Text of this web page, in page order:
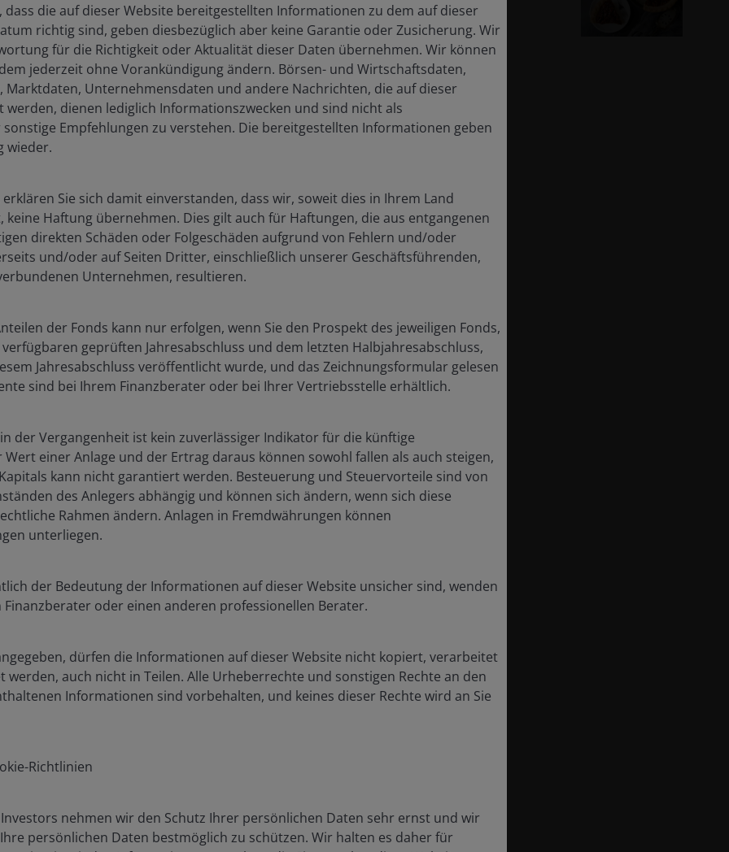
302 -0.3 -0.6
6% 6% 8%
6.56% 6.82% 5.02%
40% 43%
42%
(such as a call option) can achieve provided the issuer does
the weighted average across all the underlying
1 bp = 0.01%, 100 bps = 1%.Past performance does not
guaranteed.
high yield corporate bonds. Back in April we wrote a
we went into the mechanics of how high yield bonds
(i.e. more than was required to compensate for
Financial Crisis and the start of the Covid pandemic.
recent history. The sharp rise in rates in 2022 meant
coupons adjusted to reflect the higher yield
(the orange line) and the spread (the black line)
vice versa so by inverting spreads we can get the
rated high yield bonds as this removes the
spreads
dass die auf dieser Website bereitgestellten Informationen zu dem auf dieser
richtig sind, geben diesbezüglich aber keine Garantie oder Zusicherung. Wir
für die Richtigkeit oder Aktualität dieser Daten übernehmen. Wir können
jederzeit ohne Vorankündigung ändern. Börsen- und Wirtschaftsdaten,
Marktdaten, Unternehmensdaten und andere Nachrichten, die auf dieser
werden, dienen lediglich Informationszwecken und sind nicht als
Empfehlungen zu verstehen. Die bereitgestellten Informationen geben
wieder.
Sie sich damit einverstanden, dass wir, soweit dies in Ihrem Land
keine Haftung übernehmen. Dies gilt auch für Haftungen, die aus entgangenen
direkten Schäden oder Folgeschäden aufgrund von Fehlern und/oder
und/oder auf Seiten Dritter, einschließlich unserer Geschäftsführenden,
Unternehmen, resultieren.
der Fonds kann nur erfolgen, wenn Sie den Prospekt des jeweiligen Fonds,
geprüften Jahresabschluss und dem letzten Halbjahresabschluss,
Jahresabschluss veröffentlicht wurde, und das Zeichnungsformular gelesen
sind bei Ihrem Finanzberater oder bei Ihrer Vertriebsstelle erhältlich.
der Vergangenheit ist kein zuverlässiger Indikator für die künftige
einer Anlage und der Ertrag daraus können sowohl fallen als auch steigen,
kann nicht garantiert werden. Besteuerung und Steuervorteile sind von
des Anlegers abhängig und können sich ändern, wenn sich diese
Rahmen ändern. Anlagen in Fremdwährungen können
unterliegen.
der Bedeutung der Informationen auf dieser Website unsicher sind, wenden
Finanzberater oder einen anderen professionellen Berater.
dürfen die Informationen auf dieser Website nicht kopiert, verarbeitet
werden, auch nicht in Teilen. Alle Urheberrechte und sonstigen Rechte an den
Informationen sind vorbehalten, und keines dieser Rechte wird an Sie
Richtlinien
Investors nehmen wir den Schutz Ihrer persönlichen Daten sehr ernst und wir
persönlichen Daten bestmöglich zu schützen. Wir halten es daher für